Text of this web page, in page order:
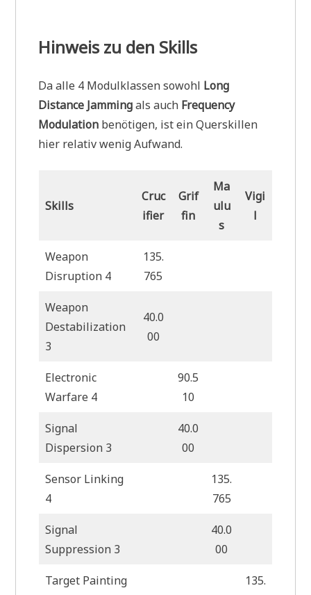
Hinweis zu den Skills
Da alle 4 Modulklassen sowohl Long
Distance Jammingals auch Frequency
Modulation benötigen, ist ein Querskillen
hier relativ wenig Aufwand.
Skills
Cruc
ifier
Grif
fin
Ma
ulu
s
Vigi
l
Weapon
Disruption 4
135.
765
Weapon
Destabilization
3
40.0
00
Electronic
Warfare 4
90.5
10
Signal
Dispersion 3
40.0
00
Sensor Linking
4
135.
765
Signal
Suppression 3
40.0
00
Target Painting
135.